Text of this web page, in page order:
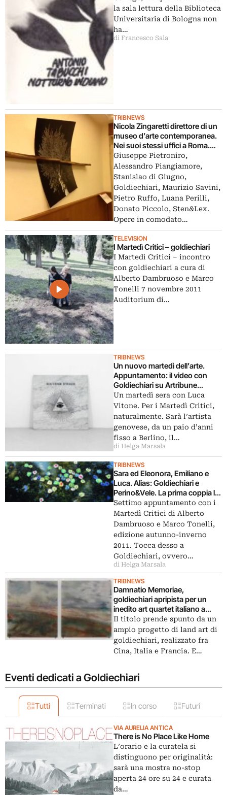
all’Universitaria di Bologna
la sala lettura della Biblioteca
Universitaria di Bologna non
ha…
di Francesco Sala
TRIBNEWS
Nicola Zingaretti direttore di un
museo d’arte contemporanea.
Nei suoi stessi uffici a Roma.
Anteprima del progetto
Valentini Contemporary
Giuseppe Pietroniro,
Alessandro Piangiamore,
Stanislao di Giugno,
Goldiechiari, Maurizio Savini,
Pietro Ruffo, Luana Perilli,
Donato Piccolo, Sten&Lex.
Opere in comodato…
TELEVISION
I Martedì Critici – goldiechiari
I Martedì Critici – incontro
con goldiechiari a cura di
Alberto Dambruoso e Marco
Tonelli 7 novembre 2011
Auditorium di…
TRIBNEWS
Un nuovo martedì dell’arte.
Appuntamento: il video con
Goldiechiari su Artribune
Television e il talk con Luca
Vitone all’Auditorium di
Mecenate
Un martedì sera con Luca
Vitone. Per i Martedì Critici,
naturalmente. Sarà l’artista
genovese, da un paio d’anni
fisso a Berlino, il…
di Helga Marsala
TRIBNEWS
Sara ed Eleonora, Emiliano e
Luca. Alias: Goldiechiari e
Perino&Vele. La prima coppia la
trovate domani a Roma, per i
Martedì Critici, l’altra la ri-trovate
in video, su Artribune Television
Settimo appuntamento con i
Martedì Critici di Alberto
Dambruoso e Marco Tonelli,
edizione autunno-inverno
2011. Tocca desso a
Goldiechiari, ovvero…
di Helga Marsala
TRIBNEWS
Damnatio Memoriae,
goldiechiari apripista per un
inedito art quartet italiano a
New York. Ecco le foto della
mostra
Il titolo prende spunto da un
ampio progetto di land art di
goldiechiari, realizzato fra
Cina, Italia e Francia. E…
Eventi dedicati a Goldiechiari
Tutti Terminati In corso Futuri
VIA AURELIA ANTICA
There is No Place Like Home
L’orario e la curatela si
distinguono per originalità:
sarà una mostra no-stop
aperta 24 ore su 24 e curata
da…